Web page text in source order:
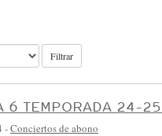
Filtrar
6 TEMPORADA 24-
-Conciertos de abono